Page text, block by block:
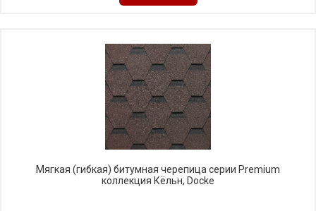
Мягкая (гибкая) битумная черепица серии Premium
коллекция Кёльн, Docke